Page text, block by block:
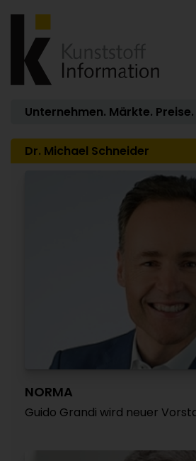
Unternehmen. Märkte. Preise.
Dr. Michael Schneider
NORMA
Guido Grandi wird neuer